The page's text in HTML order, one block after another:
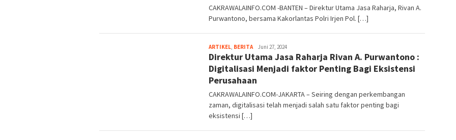
CAKRAWALAINFO.COM -BANTEN – Direktur Utama Jasa Raharja, Rivan A.
Purwantono, bersama Kakorlantas Polri Irjen Pol. […]
ARTIKEL, BERITAKusuma
Perwira
Juni 27, 2024
Direktur Utama Jasa Raharja Rivan A. Purwantono :
Digitalisasi Menjadi faktor Penting Bagi Eksistensi
Perusahaan
CAKRAWALAINFO.COM-JAKARTA – Seiring dengan perkembangan
zaman, digitalisasi telah menjadi salah satu faktor penting bagi
eksistensi […]